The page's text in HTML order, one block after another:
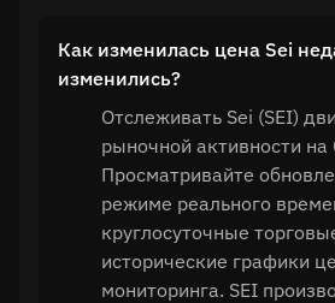
Как изменилась цена Sei
изменились?
Отслеживать Sei (SEI)
рыночной активности на
Просматривайте
режиме реального
круглосуточные
исторические графики
мониторинга. SEI